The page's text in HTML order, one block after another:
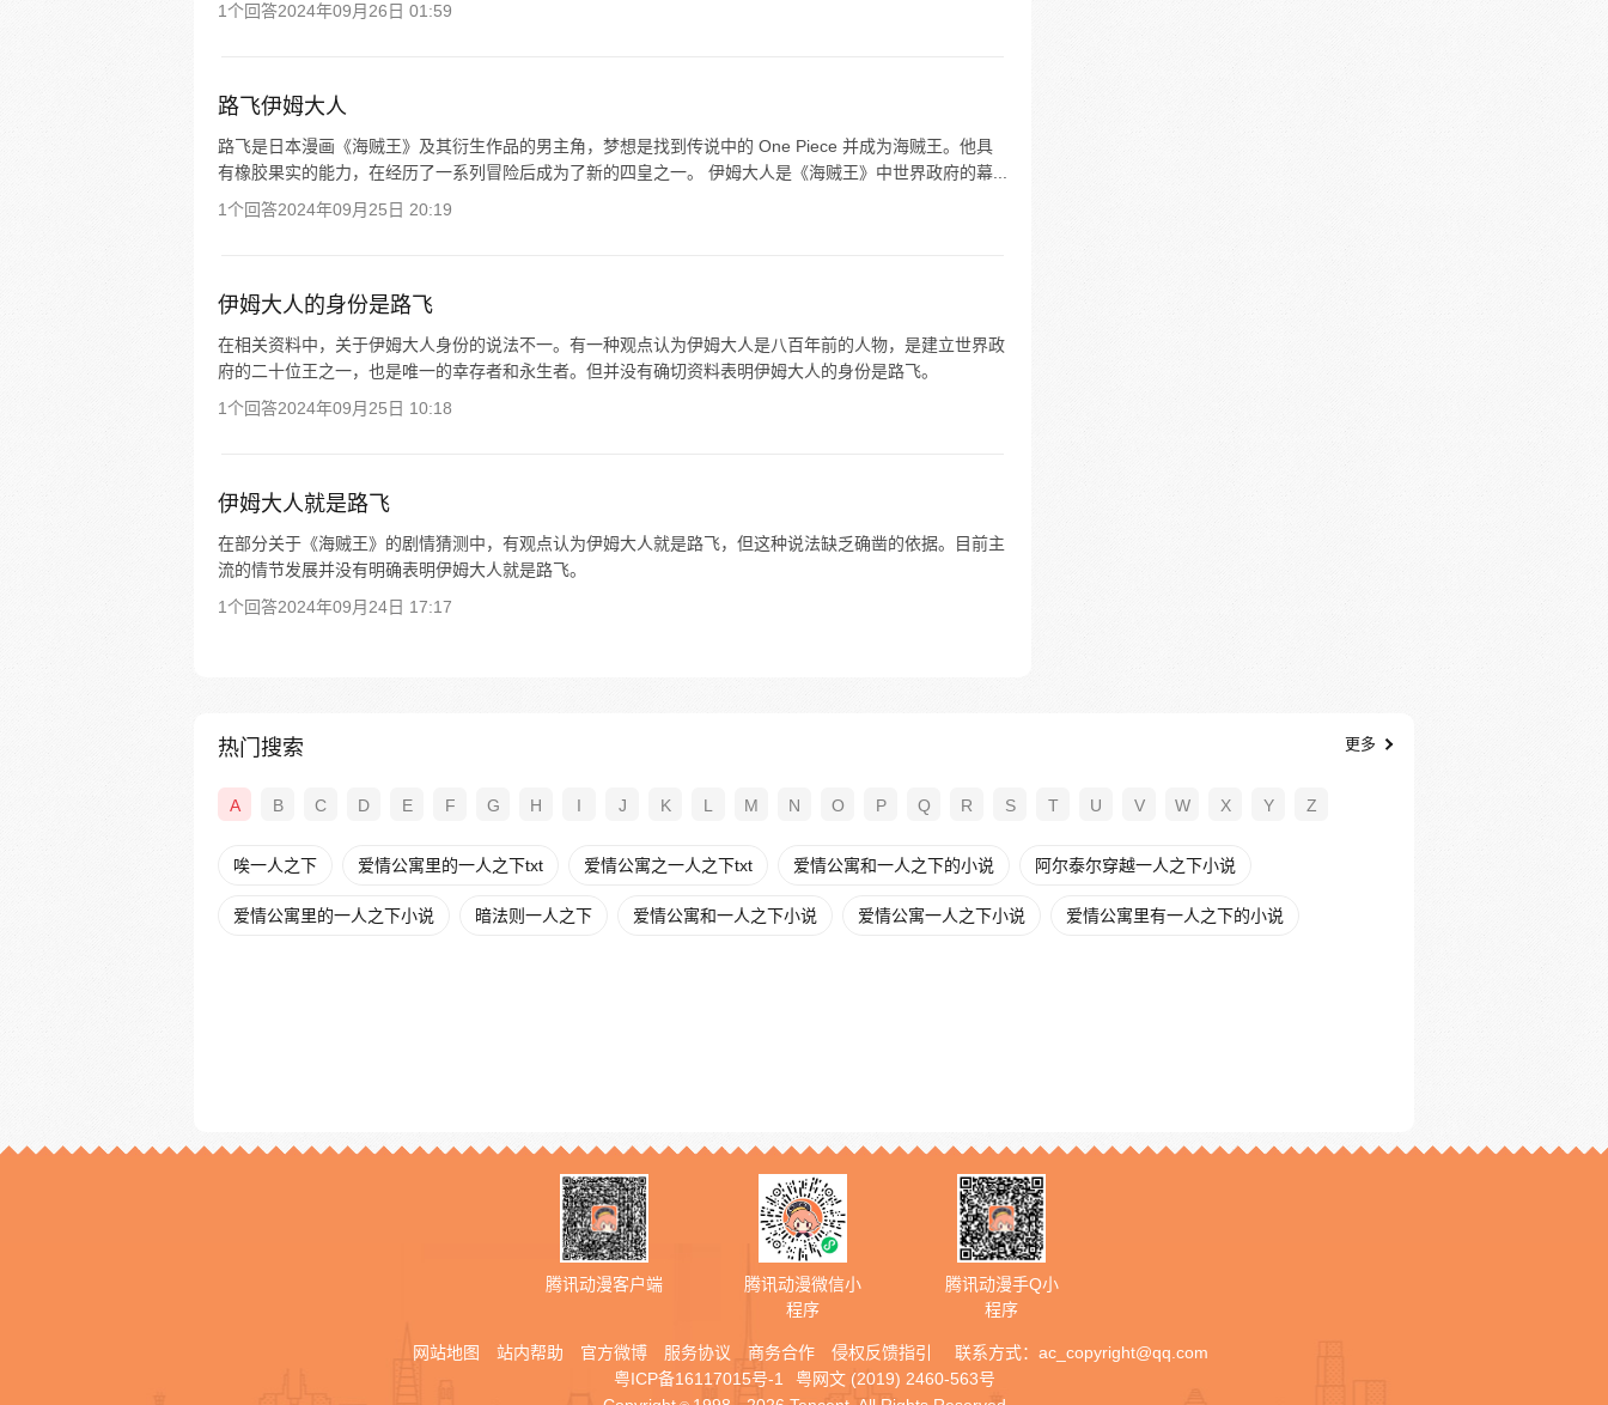
1个回答2024年09月26日 01:59
路飞伊姆大人
路飞是日本漫画《海贼王》及其衍生作品的男主角，梦想是找到传说中的 One Piece 并成为海贼王。他具
有橡胶果实的能力，在经历了一系列冒险后成为了新的四皇之一。 伊姆大人是《海贼王》中世界政府的幕...
1个回答2024年09月25日 20:19
伊姆大人的身份是路飞
在相关资料中，关于伊姆大人身份的说法不一。有一种观点认为伊姆大人是八百年前的人物，是建立世界政
府的二十位王之一，也是唯一的幸存者和永生者。但并没有确切资料表明伊姆大人的身份是路飞。
1个回答2024年09月25日 10:18
伊姆大人就是路飞
在部分关于《海贼王》的剧情猜测中，有观点认为伊姆大人就是路飞，但这种说法缺乏确凿的依据。目前主
流的情节发展并没有明确表明伊姆大人就是路飞。
1个回答2024年09月24日 17:17
热门搜索 更多
A B C D E F G H I J K L M N O P Q R S T U V W X Y Z
唉一人之下 爱情公寓里的一人之下txt 爱情公寓之一人之下txt 爱情公寓和一人之下的小说 阿尔泰尔穿越一人之下小说
爱情公寓里的一人之下小说 暗法则一人之下 爱情公寓和一人之下小说 爱情公寓一人之下小说 爱情公寓里有一人之下的小说
腾讯动漫客户端
腾讯动漫微信小
程序
腾讯动漫手Q小
程序
网站地图 站内帮助 官方微博 服务协议 商务合作 侵权反馈指引 联系方式： ac_copyright@qq.com
粤ICP备16117015号-1
粤网文 (2019) 2460-563号